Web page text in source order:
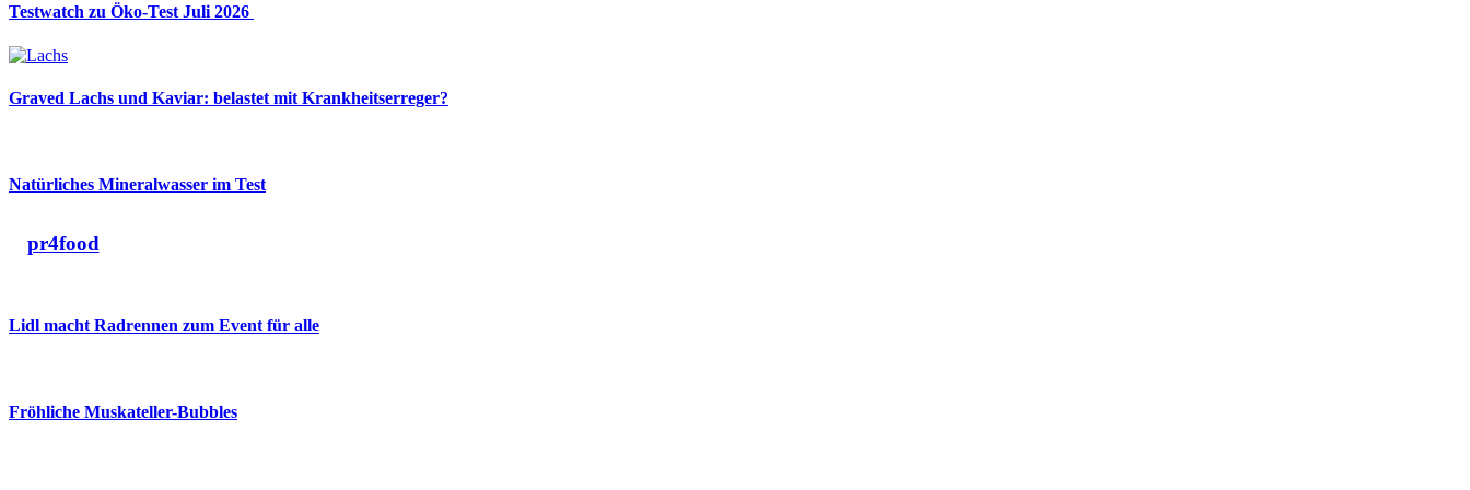
Testwatch zu Öko-Test Juli 2026
Graved Lachs und Kaviar: belastet mit Krankheitserreger?
Natürliches Mineralwasser im Test
pr4food
Lidl macht Radrennen zum Event für alle
Fröhliche Muskateller-Bubbles